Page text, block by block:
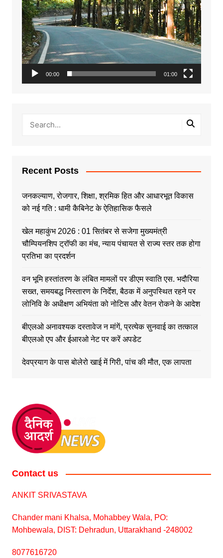
00:00 01:00
Recent Posts
जनकल्याण, रोजगार, शिक्षा, श्रमिक हित और आधारभूत विकास
को नई गति : धामी कैबिनेट के ऐतिहासिक फैसले
खेल महाकुंभ 2026 : 01 सितंबर से सजेगा मुख्यमंत्री
चौम्पियनशिप ट्रॉफी का मंच, न्याय पंचायत से राज्य स्तर तक होगा
प्रतिभा का प्रदर्शन
वन भूमि हस्तांतरण के लंबित मामलों पर डीएम स्वाति एस. भदौरिया
सख्त, समयबद्ध निस्तारण के निर्देश, बैठक में अनुपस्थित रहने पर
लोनिवि के अधीक्षण अभियंता को नोटिस और वेतन रोकने के आदेश
बीएलओ अनावश्यक दस्तावेज न मांगें, प्रत्येक सुनवाई का तत्काल
बीएलओ एप और ईआरओ नेट पर करें अपडेट
देवप्रयाग के पास बोलेरो खाई में गिरी, पांच की मौत, एक लापता
Contact us
ANKIT SRIVASTAVA
Chander mani Khalsa, Mohabbey Wala, PO:
Mohbewala, DIST: Dehradun, Uttarakhand -248002
8077616720